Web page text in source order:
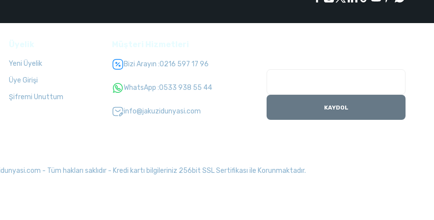
Yeni Üyelik
Üye Girişi
Şifremi Unuttum
Bizi Arayın :0216 597 17 96
WhatsApp :0533 938 55 44
info@jakuzidunyasi.com KAYDOL
- Tüm hakları saklıdır - Kredi kartı bilgileriniz 256bit SSL Sertifikası ile Korunmaktadır.